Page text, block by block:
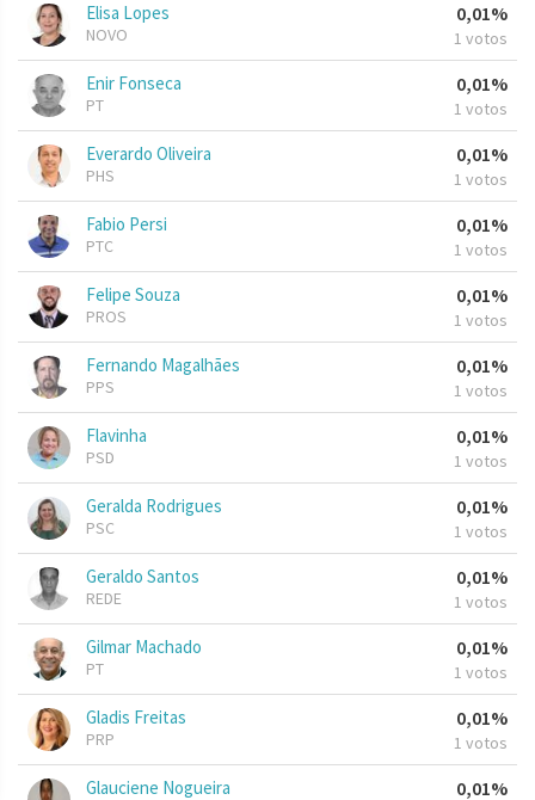
Elisa Lopes
NOVO
0,01%
1 votos
Enir Fonseca
PT
0,01%
1 votos
Everardo Oliveira
PHS
0,01%
1 votos
Fabio Persi
PTC
0,01%
1 votos
Felipe Souza
PROS
0,01%
1 votos
Fernando Magalhães
PPS
0,01%
1 votos
Flavinha
PSD
0,01%
1 votos
Geralda Rodrigues
PSC
0,01%
1 votos
Geraldo Santos
REDE
0,01%
1 votos
Gilmar Machado
PT
0,01%
1 votos
Gladis Freitas
PRP
0,01%
1 votos
Glauciene Nogueira 0,01%